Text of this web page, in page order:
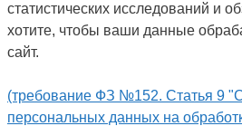
статистических исследований и
хотите, чтобы ваши данные
сайт.
(требование ФЗ №152. Статья 9
персональных данных на